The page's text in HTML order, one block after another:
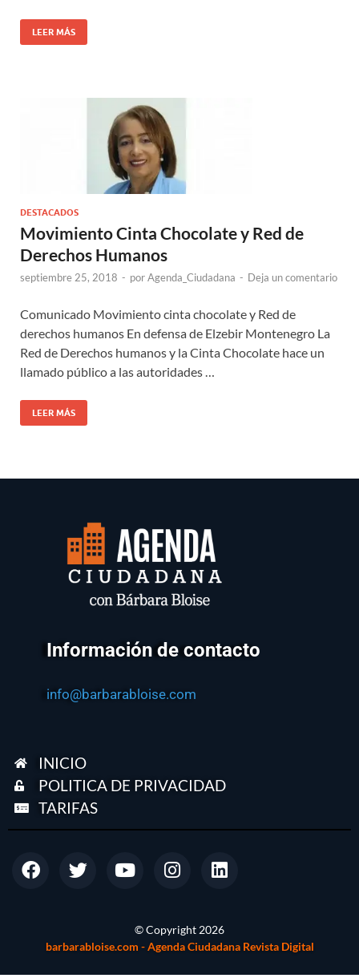
LEER MÁS
DESTACADOS
Movimiento Cinta Chocolate y Red de
Derechos Humanos
septiembre 25, 2018 - porAgenda_Ciudadana - Deja un comentario
Comunicado Movimiento cinta chocolate y Red de
derechos humanos En defensa de Elzebir Montenegro La
Red de Derechos humanos y la Cinta Chocolate hace un
llamado público a las autoridades …
LEER MÁS
Información de contacto
info@barbarabloise.com
INICIO
POLITICA DE PRIVACIDAD
TARIFAS
© Copyright 2026
barbarabloise.com - Agenda Ciudadana Revista Digital